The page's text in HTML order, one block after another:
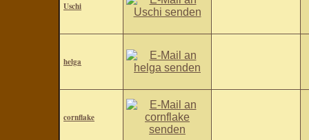
Uschi
helga
cornflake